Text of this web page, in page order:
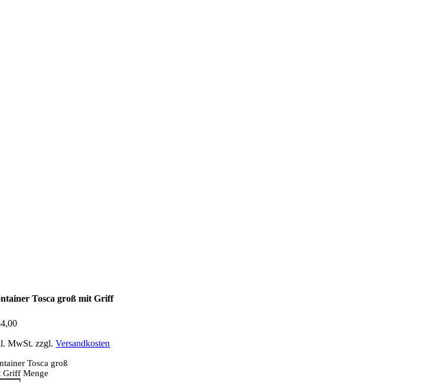
Tosca groß mit Griff
MwSt. zzgl.Versandkosten
Tosca groß
Griff Menge